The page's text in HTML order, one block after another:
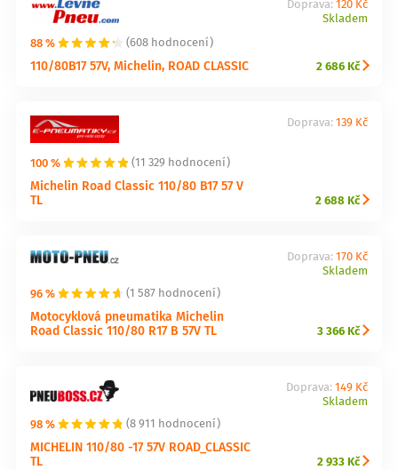
88 % (608 hodnocení)
110/80B17 57V, Michelin, ROAD CLASSIC
Doprava: 120 Kč
Skladem
2 686 Kč
100 % (11 329 hodnocení)
Michelin Road Classic 110/80 B17 57 V
TL
Doprava: 139 Kč
2 688 Kč
96 % (1 587 hodnocení)
Motocyklová pneumatika Michelin
Road Classic 110/80 R17 B 57V TL
Doprava: 170 Kč
Skladem
3 366 Kč
98 % (8 911 hodnocení)
MICHELIN 110/80 -17 57V ROAD_CLASSIC
TL
Doprava: 149 Kč
Skladem
2 933 Kč